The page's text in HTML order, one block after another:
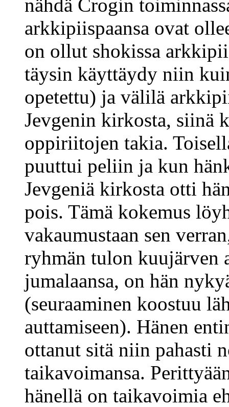
nähdä Crogin
arkkipiispaansa ovat
on ollut shokissa
täysin käyttäydy niin
opetettu) ja välilä
Jevgenin kirkosta, siinä
oppiriitojen takia.
puuttui peliin ja kun
Jevgeniä kirkosta otti
pois. Tämä kokemus
vakaumustaan sen
ryhmän tulon kuujärven
jumalaansa, on hän
(seuraaminen koostuu
auttamiseen). Hänen
ottanut sitä niin pahasti
taikavoimansa.
hänellä on taikavoimia